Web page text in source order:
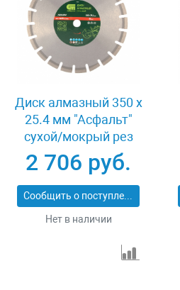
Диск алмазный 350 х
25.4 мм "Асфальт"
сухой/мокрый рез
Сибртех 731013
2 706 руб.
Сообщить о поступлении
Нет в наличии